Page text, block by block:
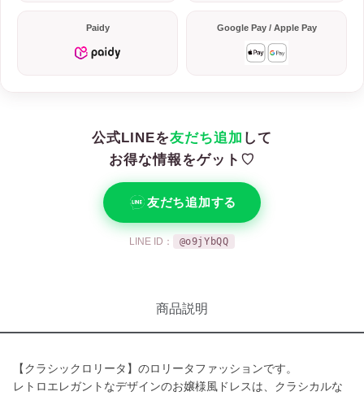
Paidy Google Pay / Apple Pay
公式LINEを友だち追加 して
お得な情報をゲット♡
友だち追加する
LINE ID： @o9jYbQQ
商品説明
【クラシックロリータ】のロリータファッションです。
レトロエレガントなデザインのお嬢様風ドレスは、クラシカルな